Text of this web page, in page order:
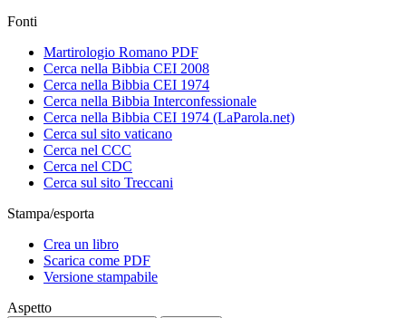
Fonti
Martirologio Romano PDF
Cerca nella Bibbia CEI 2008
Cerca nella Bibbia CEI 1974
Cerca nella Bibbia Interconfessionale
Cerca nella Bibbia CEI 1974 (LaParola.net)
Cerca sul sito vaticano
Cerca nel CCC
Cerca nel CDC
Cerca sul sito Treccani
Stampa/esporta
Crea un libro
Scarica come PDF
Versione stampabile
Aspetto